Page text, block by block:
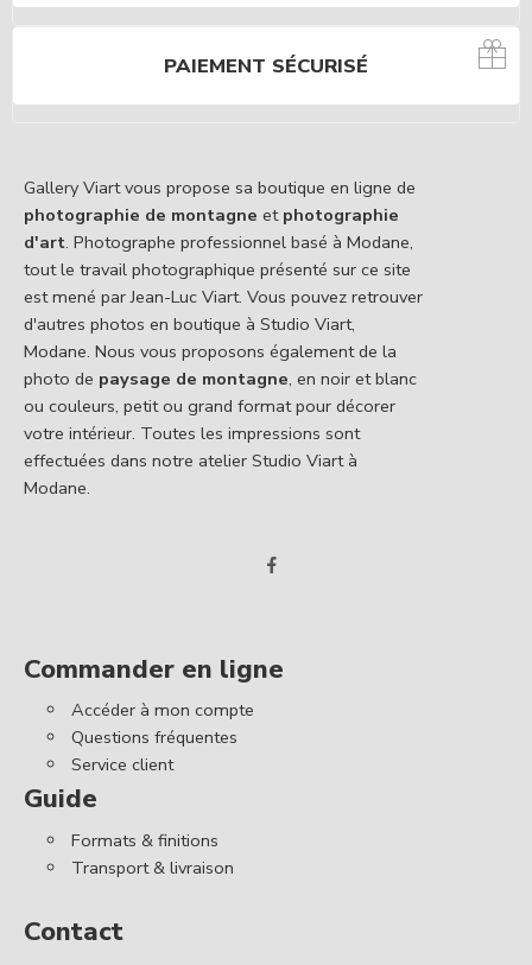
PAIEMENT SÉCURISÉ
Gallery Viart vous propose sa boutique en ligne de
photographie de montagne et photographie
d'art. Photographe professionnel basé à Modane,
tout le travail photographique présenté sur ce site
est mené par Jean-Luc Viart. Vous pouvez retrouver
d'autres photos en boutique à Studio Viart,
Modane. Nous vous proposons également de la
photo de paysage de montagne, en noir et blanc
ou couleurs, petit ou grand format pour décorer
votre intérieur. Toutes les impressions sont
effectuées dans notre atelier Studio Viart à
Modane.
Commander en ligne
Accéder à mon compte
Questions fréquentes
Service client
Guide
Formats & finitions
Transport & livraison
Contact